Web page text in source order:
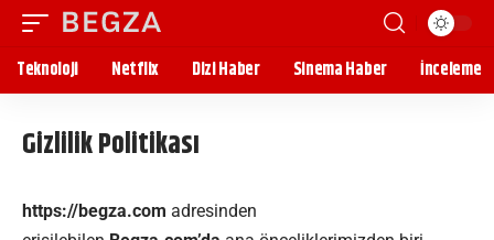
Teknoloji Netflix Dizi Haber Sinema Haber İnceleme
Gizlilik Politikası
https://begza.com adresinden